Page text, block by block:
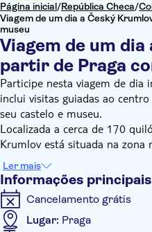
Página inicial/República Checa/
Viagem de um dia a Český
museu
Viagem de um
partir de Praga
Participe nesta viagem de dia
inclui visitas guiadas ao
seu castelo e museu.
Localizada a cerca de 170
Krumlov está situada na zona
vista para uma curva do rio
Património Mundial da
históricas e o segundo maior
República Checa, completo
visita, verá também o teatro
Ler mais
Informações principais
Cancelamento grátis
Lugar: Praga